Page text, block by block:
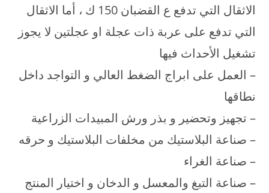
الاثقال التي تدفع ع القضبان 150 ك ، أما الاثقال
التي تدفع على عربة ذات عجلة او عجلتين لا يجوز
تشغيل الأحداث فيها
– العمل على ابراج الضغط العالي و التواجد داخل
نطاقها
– تجهيز وتحضير و بذر ورش المبيدات الزراعية
– صناعة البلاستيك من مخلفات البلاستيك و حرقه
– صناعة الغراء
– صناعة التبغ والمعسل و الدخان و اختيار المنتج